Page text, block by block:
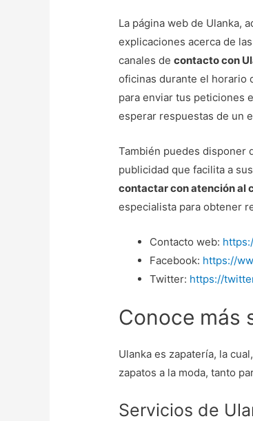
La página web de Ulanka,
explicaciones acerca de
canales decontacto con
oficinas durante el horario
para enviar tus peticiones
esperar respuestas de un
También puedes disponer
publicidad que facilita a
contactar con atención al
especialista para obtener
Contacto web:
Facebook: https://
Twitter: https://
Conoce más
Ulanka es zapatería, la
zapatos a la moda, tanto
Servicios de